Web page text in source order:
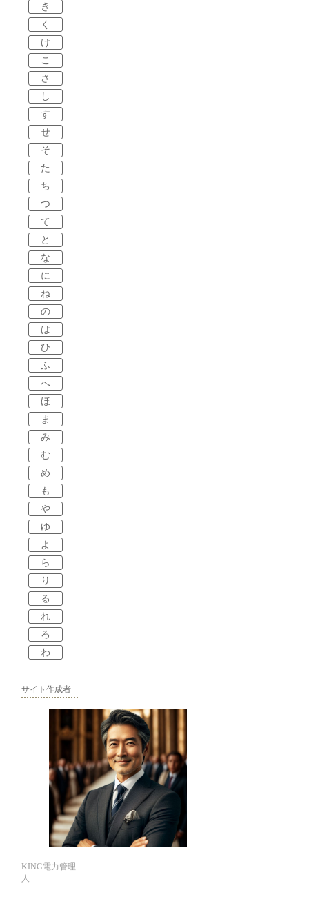
き
く
け
こ
さ
し
す
せ
そ
た
ち
つ
て
と
な
に
ね
の
は
ひ
ふ
へ
ほ
ま
み
む
め
も
や
ゆ
よ
ら
り
る
れ
ろ
わ
サイト作成者
KING電力管理
人